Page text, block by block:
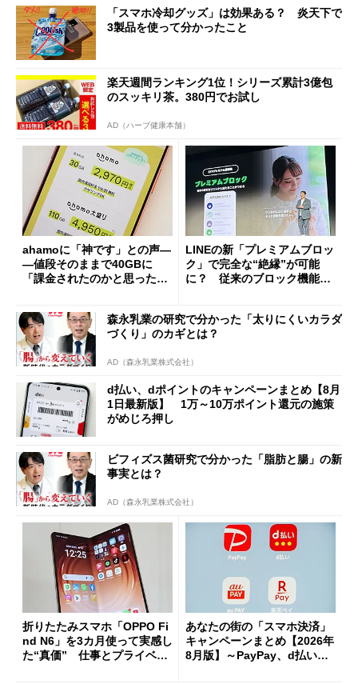
「スマホ冷却グッズ」は効果ある？ 炎天下で
3製品を使って分かったこと
楽天週間ランキング1位！シリーズ累計3億包
のスッキリ茶。380円でお試し
AD（ハーブ健康本舗）
ahamoに「神です」との声―
―値段そのままで40GBに
「課金されたのかと思った」
LINEの新「プレミアムブロッ
ク」で完全な“絶縁”が可能
に？ 従来のブロック機能と
森永乳業の研究で分かった「太りにくいカラダ
づくり」のカギとは？
AD（森永乳業株式会社）
d払い、dポイントのキャンペーンまとめ【8月
1日最新版】 1万～10万ポイント還元の施策
がめじろ押し
ビフィズス菌研究で分かった「脂肪と腸」の新
事実とは？
AD（森永乳業株式会社）
折りたたみスマホ「OPPO Fi
nd N6」を3カ月使って実感し
た“真価” 仕事とプライベー
あなたの街の「スマホ決済」
キャンペーンまとめ【2026年
8月版】～PayPay、d払い、a